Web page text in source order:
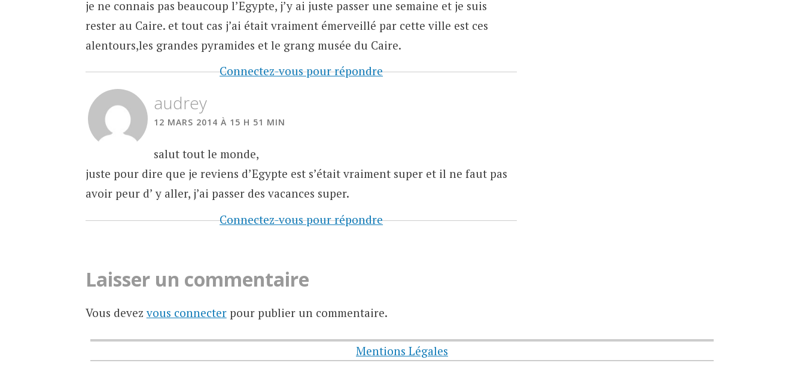
je ne connais pas beaucoup l’Egypte, j’y ai juste passer une semaine et je suis
rester au Caire. et tout cas j’ai était vraiment émerveillé par cette ville est ces
alentours,les grandes pyramides et le grang musée du Caire.
Connectez-vous pour répondre
audrey
12 MARS 2014 À 15 H 51 MIN
salut tout le monde,
juste pour dire que je reviens d’Egypte est s’était vraiment super et il ne faut pas
avoir peur d’ y aller, j’ai passer des vacances super.
Connectez-vous pour répondre
Laisser un commentaire
Vous devezvous connecterpour publier un commentaire.
Mentions Légales